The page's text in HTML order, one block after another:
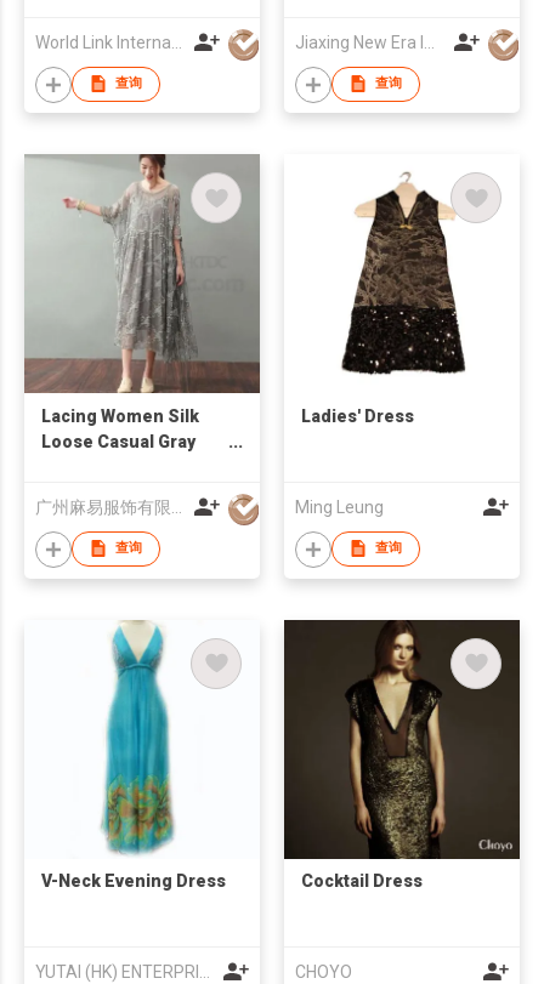
查询 查询
Lacing Women Silk
Loose Casual Gray
查询
Ladies' Dress
Ming Leung
查询
V-Neck Evening Dress Cocktail Dress
CHOYO